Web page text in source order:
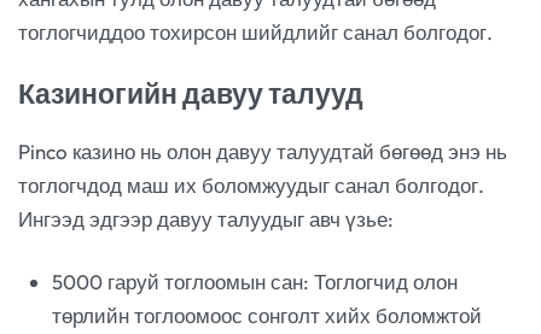
тоглогчиддоо тохирсон шийдлийг санал болгодог.
Казиногийн давуу талууд
Pinco казино нь олон давуу талуудтай бөгөөд энэ нь
тоглогчдод маш их боломжуудыг санал болгодог.
Ингээд эдгээр давуу талуудыг авч үзье:
5000 гаруй тоглоомын сан: Тоглогчид олон
төрлийн тоглоомоос сонголт хийх боломжтой